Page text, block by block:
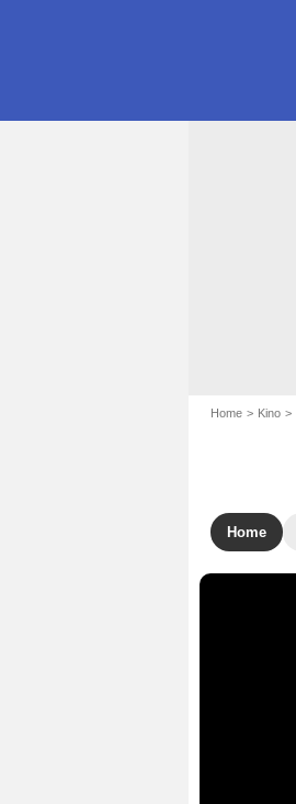
Home Kino
Home